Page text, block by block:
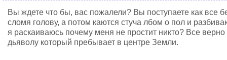
Вы ждете что бы, вас пожалели? Вы поступаете как все
сломя голову, а потом каются стуча лбом о пол и
я раскаиваюсь почему меня не простит никто? Все верно
дьяволу который пребывает в центре Земли.